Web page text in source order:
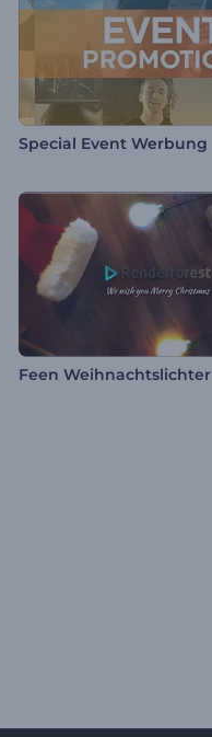
Special Event Werbung
Feen Weihnachtslichter